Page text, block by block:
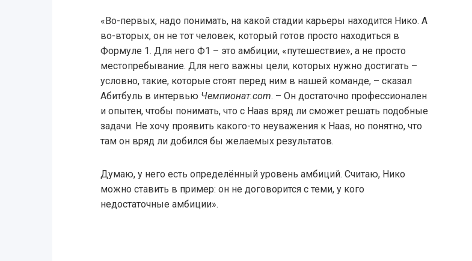
«Во-первых, надо понимать, на какой стадии карьеры находится Нико. А
во-вторых, он не тот человек, который готов просто находиться в
Формуле 1. Для него Ф1 – это амбиции, «путешествие», а не просто
местопребывание. Для него важны цели, которых нужно достигать –
условно, такие, которые стоят перед ним в нашей команде, – сказал
Абитбуль в интервью Чемпионат.com. – Он достаточно профессионален
и опытен, чтобы понимать, что с Haas вряд ли сможет решать подобные
задачи. Не хочу проявить какого-то неуважения к Haas, но понятно, что
там он вряд ли добился бы желаемых результатов.
Думаю, у него есть определённый уровень амбиций. Считаю, Нико
можно ставить в пример: он не договорится с теми, у кого
недостаточные амбиции».